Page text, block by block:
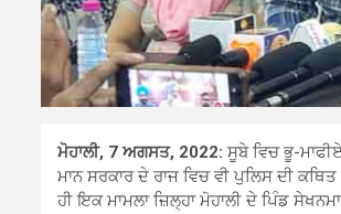
ਮੋਹਾਲੀ, 7 ਅਗਸਤ, 2022: ਸੂਬੇ ਵਿਚ ਭੂ-
ਮਾਨ ਸਰਕਾਰ ਦੇ ਰਾਜ ਵਿਚ ਵੀ ਪੁਲਿਸ ਦੀ
ਹੀ ਇਕ ਮਾਮਲਾ ਜ਼ਿਲ੍ਹਾ ਮੋਹਾਲੀ ਦੇ ਪਿੰਡ